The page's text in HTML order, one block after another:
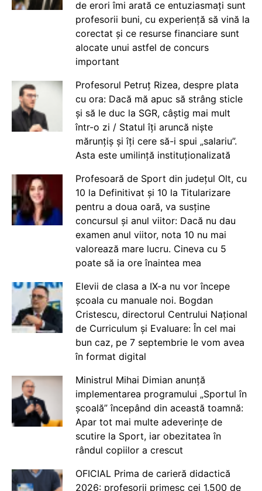
de erori îmi arată ce entuziasmați sunt
profesorii buni, cu experiență să vină la
corectat și ce resurse financiare sunt
alocate unui astfel de concurs
important
Profesorul Petruț Rizea, despre plata
cu ora: Dacă mă apuc să strâng sticle
și să le duc la SGR, câștig mai mult
într-o zi / Statul îți aruncă niște
mărunțiș și îți cere să-i spui „salariu”.
Asta este umilință instituționalizată
Profesoară de Sport din județul Olt, cu
10 la Definitivat și 10 la Titularizare
pentru a doua oară, va susține
concursul și anul viitor: Dacă nu dau
examen anul viitor, nota 10 nu mai
valorează mare lucru. Cineva cu 5
poate să ia ore înaintea mea
Elevii de clasa a IX-a nu vor începe
școala cu manuale noi. Bogdan
Cristescu, directorul Centrului Național
de Curriculum și Evaluare: În cel mai
bun caz, pe 7 septembrie le vom avea
în format digital
Ministrul Mihai Dimian anunță
implementarea programului „Sportul în
școală” începând din această toamnă:
Apar tot mai multe adeverințe de
scutire la Sport, iar obezitatea în
rândul copiilor a crescut
OFICIAL Prima de carieră didactică
2026: profesorii primesc cei 1.500 de